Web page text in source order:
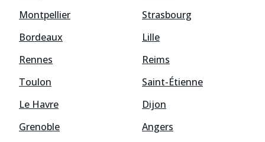
Montpellier
Strasbourg
Bordeaux
Lille
Rennes
Reims
Toulon
Saint-Étienne
Le Havre
Dijon
Grenoble
Angers